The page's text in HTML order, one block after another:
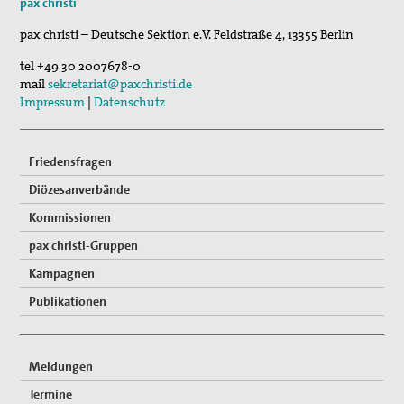
Vernetzung
Mitglied werden
Spenden
Wehrdienstes, KDV-Beratung
Suche
pax christi – Deutsche Sektion e.V.Feldstraße 4,13355 Berlin
tel+49 30 2007678-0
mailsekretariat@paxchristi.de
Impressum |Datenschutz
Friedensfragen
Diözesanverbände
Kommissionen
pax christi-Gruppen
Kampagnen
Publikationen
Meldungen
Termine